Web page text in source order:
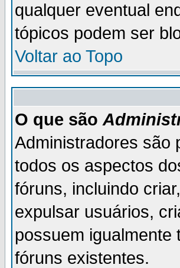
qualquer eventual
tópicos podem ser
Voltar ao Topo
O que são
Administradores são
todos os aspectos
fóruns, incluindo
expulsar usuários,
possuem
fóruns existentes.